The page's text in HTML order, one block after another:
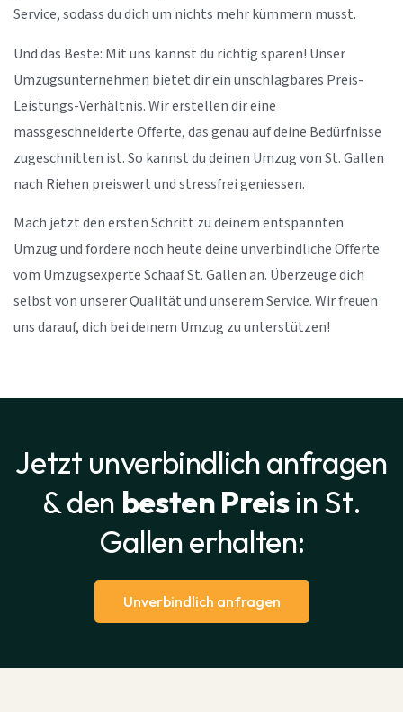
Service, sodass du dich um nichts mehr kümmern musst.
Und das Beste: Mit uns kannst du richtig sparen! Unser
Umzugsunternehmen bietet dir ein unschlagbares Preis-
Leistungs-Verhältnis. Wir erstellen dir eine
massgeschneiderte Offerte, das genau auf deine Bedürfnisse
zugeschnitten ist. So kannst du deinen Umzug von St. Gallen
nach Riehen preiswert und stressfrei geniessen.
Mach jetzt den ersten Schritt zu deinem entspannten
Umzug und fordere noch heute deine unverbindliche Offerte
vom Umzugsexperte Schaaf St. Gallen an. Überzeuge dich
selbst von unserer Qualität und unserem Service. Wir freuen
uns darauf, dich bei deinem Umzug zu unterstützen!
Jetzt unverbindlich anfragen
& den besten Preisin St.
Gallen erhalten:
Unverbindlich anfragen